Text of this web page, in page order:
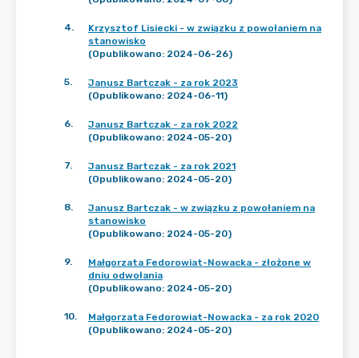
4.
Krzysztof Lisiecki - w związku z powołaniem na
stanowisko
(Opublikowano: 2024-06-26)
5.
Janusz Bartczak - za rok 2023
(Opublikowano: 2024-06-11)
6.
Janusz Bartczak - za rok 2022
(Opublikowano: 2024-05-20)
7.
Janusz Bartczak - za rok 2021
(Opublikowano: 2024-05-20)
8.
Janusz Bartczak - w związku z powołaniem na
stanowisko
(Opublikowano: 2024-05-20)
9.
Małgorzata Fedorowiat-Nowacka - złożone w
dniu odwołania
(Opublikowano: 2024-05-20)
10.
Małgorzata Fedorowiat-Nowacka - za rok 2020
(Opublikowano: 2024-05-20)